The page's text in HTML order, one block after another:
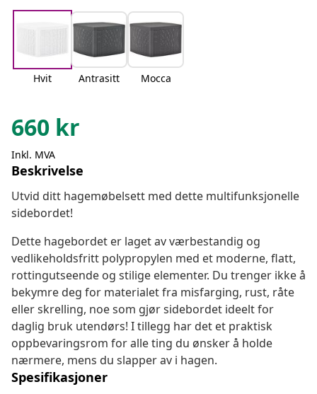
Hvit Antrasitt Mocca
660 kr
Inkl. MVA
Beskrivelse
Utvid ditt hagemøbelsett med dette multifunksjonelle
sidebordet!
Dette hagebordet er laget av værbestandig og
vedlikeholdsfritt polypropylen med et moderne, flatt,
rottingutseende og stilige elementer. Du trenger ikke å
bekymre deg for materialet fra misfarging, rust, råte
eller skrelling, noe som gjør sidebordet ideelt for
daglig bruk utendørs! I tillegg har det et praktisk
oppbevaringsrom for alle ting du ønsker å holde
nærmere, mens du slapper av i hagen.
Spesifikasjoner